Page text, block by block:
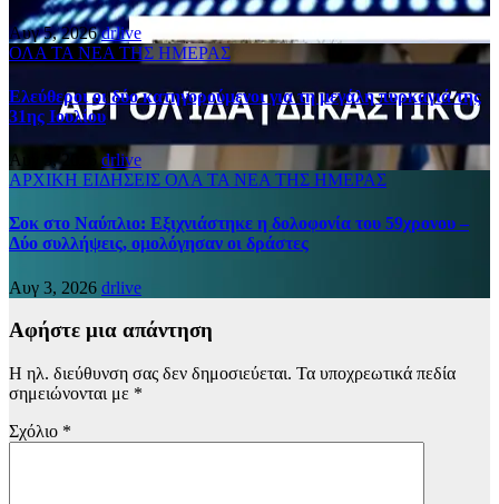
Αυγ 5, 2026drlive
ΟΛΑ ΤΑ ΝΕΑ ΤΗΣ ΗΜΕΡΑΣ
Ελεύθεροι οι δύο κατηγορούμενοι για τη μεγάλη πυρκαγιά της
31ης Ιουλίου
Αυγ 5, 2026 drlive
ΑΡΧΙΚΗ ΕΙΔΗΣΕΙΣ ΟΛΑ ΤΑ ΝΕΑ ΤΗΣ ΗΜΕΡΑΣ
Σοκ στο Ναύπλιο: Εξιχνιάστηκε η δολοφονία του 59χρονου –
Δύο συλλήψεις, ομολόγησαν οι δράστες
Αυγ 3, 2026 drlive
Αφήστε μια απάντηση
Η ηλ. διεύθυνση σας δεν δημοσιεύεται. Τα υποχρεωτικά πεδία
σημειώνονται με *
Σχόλιο *